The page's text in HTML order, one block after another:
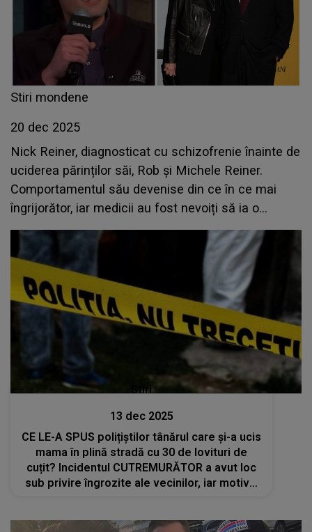
Stiri mondene
20 dec 2025
Nick Reiner, diagnosticat cu schizofrenie înainte de
uciderea părinților săi, Rob și Michele Reiner.
Comportamentul său devenise din ce în ce mai
îngrijorător, iar medicii au fost nevoiți să ia o
DECIZIE RADICALĂ: "Este ceva ce nimeni nu ar
Stiri
13 dec 2025
CE LE-A SPUS polițiștilor tânărul care și-a ucis
mama în plină stradă cu 30 de lovituri de
cuțit? Incidentul CUTREMURĂTOR a avut loc
sub privire îngrozite ale vecinilor, iar motivul